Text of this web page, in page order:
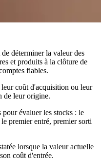
déterminer la valeur des
et produits à la clôture de
fiables.
coût d'acquisition ou leur
de leur origine.
pour évaluer les stocks : le
premier entré, premier sorti
lorsque la valeur actuelle
coût d'entrée.